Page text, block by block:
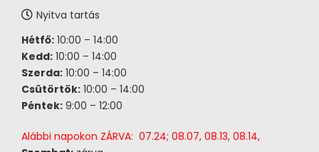
Nyitva tartás
Hétfő: 10:00 – 14:00
Kedd: 10:00 – 14:00
Szerda: 10:00 – 14:00
Csütörtök: 10:00 – 14:00
Péntek: 9:00 – 12:00
Alábbi napokon ZÁRVA: 07.24; 08.07, 08.13, 08.14,